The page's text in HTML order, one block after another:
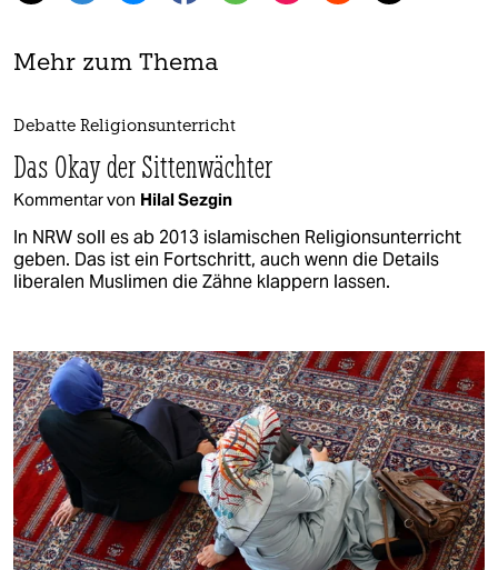
Mehr zum Thema
Debatte Religionsunterricht
Das Okay der Sittenwächter
Kommentar von Hilal Sezgin
In NRW soll es ab 2013 islamischen Religionsunterricht
geben. Das ist ein Fortschritt, auch wenn die Details
liberalen Muslimen die Zähne klappern lassen.